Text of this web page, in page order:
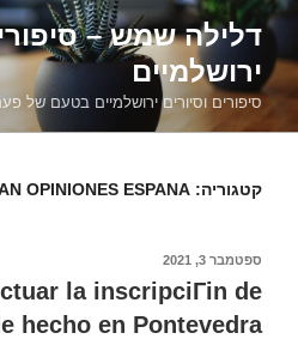
דילוג
לתוכןדלילה שמש –
ירושלמיים
סיפורים וסיורים ירושלמיים בטעם של
קטגוריה: OPINIONES ESPANA
פורסם
ספטמבר 3, 2021
la inscripciГіn de
hecho en Pontevedra?